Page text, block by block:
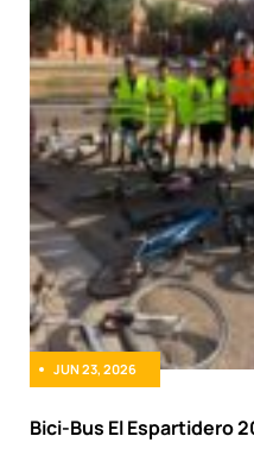
JUN 23, 2026
Bici-Bus El Espartidero